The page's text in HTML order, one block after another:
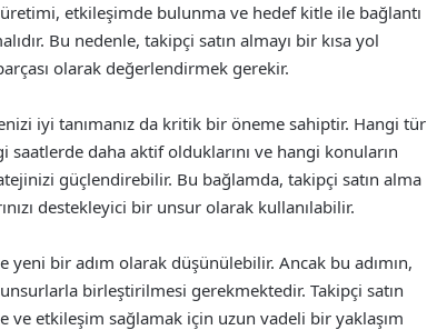
etkileşimde bulunma ve hedef kitle ile bağlantı
Bu nedenle, takipçi satın almayı bir kısa yol
olarak değerlendirmek gerekir.
iyi tanımanız da kritik bir öneme sahiptir. Hangi tür
daha aktif olduklarını ve hangi konuların
güçlendirebilir. Bu bağlamda, takipçi satın alma
destekleyici bir unsur olarak kullanılabilir.
bir adım olarak düşünülebilir. Ancak bu adımın,
birleştirilmesi gerekmektedir. Takipçi satın
etkileşim sağlamak için uzun vadeli bir yaklaşım